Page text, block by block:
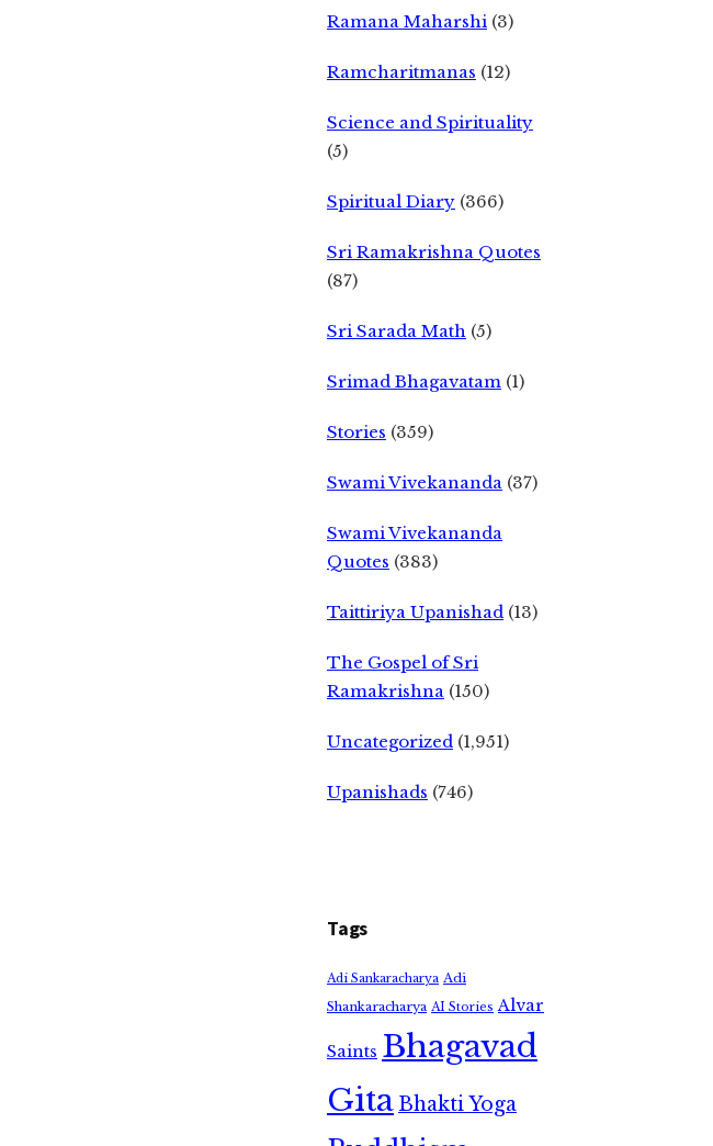
Ramana Maharshi (3)
Ramcharitmanas (12)
Science and Spirituality
(5)
Spiritual Diary (366)
Sri Ramakrishna Quotes
(87)
Sri Sarada Math (5)
Srimad Bhagavatam (1)
Stories (359)
Swami Vivekananda (37)
Swami Vivekananda
Quotes (383)
Taittiriya Upanishad (13)
The Gospel of Sri
Ramakrishna (150)
Uncategorized (1,951)
Upanishads (746)
Tags
Adi Sankaracharya Adi
Shankaracharya AI Stories Alvar
Saints Bhagavad
GitaBhakti Yoga